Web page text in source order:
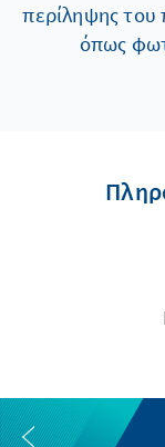
περίληψης του
όπως